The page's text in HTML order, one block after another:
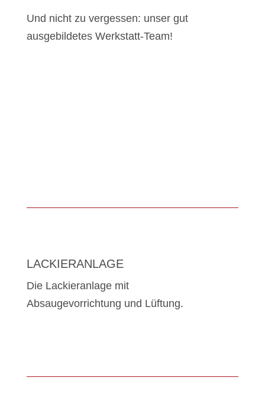
Und nicht zu vergessen: unser gut
ausgebildetes Werkstatt-Team!
LACKIERANLAGE
Die Lackieranlage mit
Absaugevorrichtung und Lüftung.